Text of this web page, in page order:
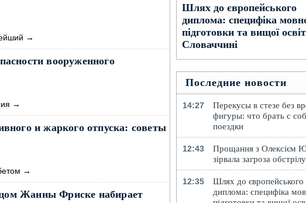
→
вооруженного
→
и жаркого отпуска: советы
→
Жанны Фриске набирает
Шлях до європейського
диплома: специфіка
підготовки та вищої
Словаччині
Последние новости
14:27
Перекусы в стезе без
фигуры: что брать с
поездки
12:43
Прощання з Олексієм
зірвала загроза обстрілу
12:35
Шлях до європейського
диплома: специфіка